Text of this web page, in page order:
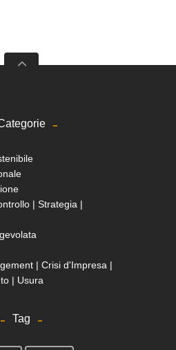
| Strategia |
| Crisi d'Impresa |
| Usura
Tag